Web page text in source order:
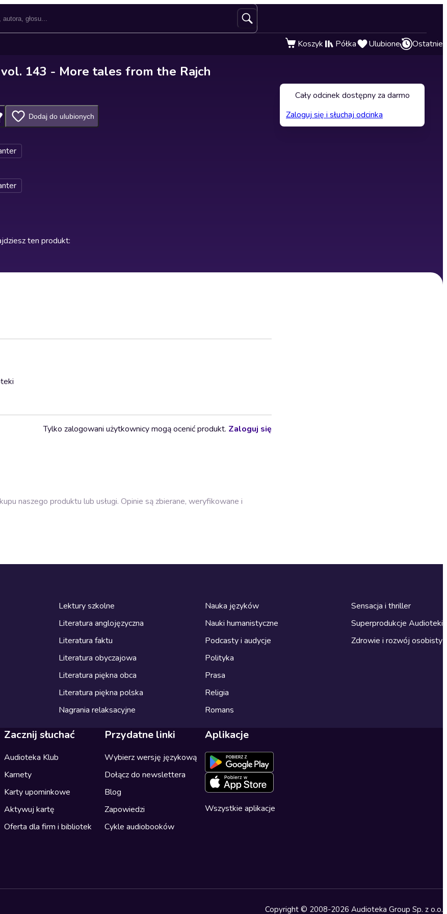
Koszyk Półka Ulubione Ostatnie
143 - More tales from the Rajch
Dodaj do ulubionych
ten produkt:
Tylko zalogowani użytkownicy mogą ocenić produkt. Zaloguj się
naszego produktu lub usługi. Opinie są zbierane, weryfikowane i
Cały odcinek dostępny za darmo
Zaloguj się i słuchaj odcinka
Lektury szkolne
Literatura anglojęzyczna
Literatura faktu
Literatura obyczajowa
Literatura piękna obca
Literatura piękna polska
Nagrania relaksacyjne
Nauka języków
Nauki humanistyczne
Podcasty i audycje
Polityka
Prasa
Religia
Romans
Sensacja i thriller
Superprodukcje Audioteki
Zdrowie i rozwój osobisty
Zacznij słuchać
Audioteka Klub
Karnety
Karty upominkowe
Aktywuj kartę
Oferta dla firm i bibliotek
Przydatne linki
Wybierz wersję językową
Dołącz do newslettera
Blog
Zapowiedzi
Cykle audiobooków
Aplikacje
Wszystkie aplikacje
Copyright © 2008-2026 Audioteka Group Sp. z o.o.